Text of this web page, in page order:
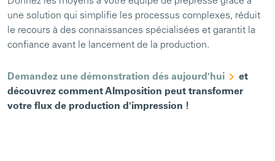
une solution qui simplifie les processus complexes, réduit
le recours à des connaissances spécialisées et garantit la
confiance avant le lancement de la production.
Demandez une démonstration dés aujourd'hui
et
découvrez comment AImposition peut transformer
votre flux de production d'impression !